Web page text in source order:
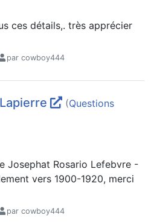
ces détails,. très apprécier
par cowboy444
(Questions
Josephat Rosario Lefebvre -
vers 1900-1920, merci
par cowboy444